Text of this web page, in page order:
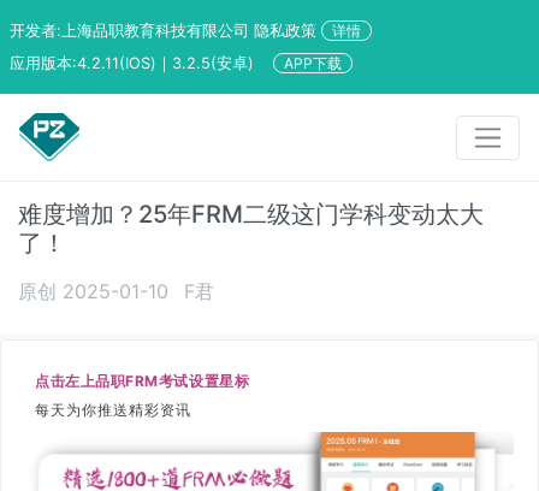
开发者:上海品职教育科技有限公司 隐私政策
详情
应用版本:4.2.11(IOS)｜3.2.5(安卓)
APP下载
难度增加？25年FRM二级这门学科变动太大
了！
原创 2025-01-10 F君
点击左上品职FRM考试设置星标
每天为你推送精彩资讯